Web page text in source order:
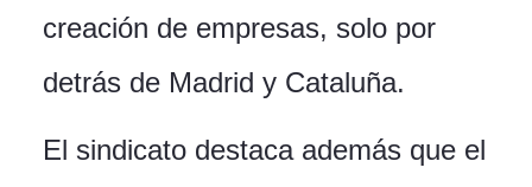
creación de empresas, solo por
detrás de Madrid y Cataluña.
El sindicato destaca además que el